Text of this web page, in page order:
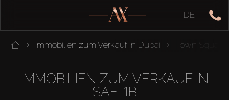
DE
Immobilien zum Verkauf in Dubai Town Square
IMMOBILIEN ZUM VERKAUF IN
SAFI 1B